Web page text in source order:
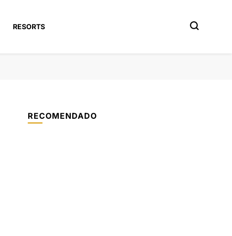
RESORTS
RECOMENDADO